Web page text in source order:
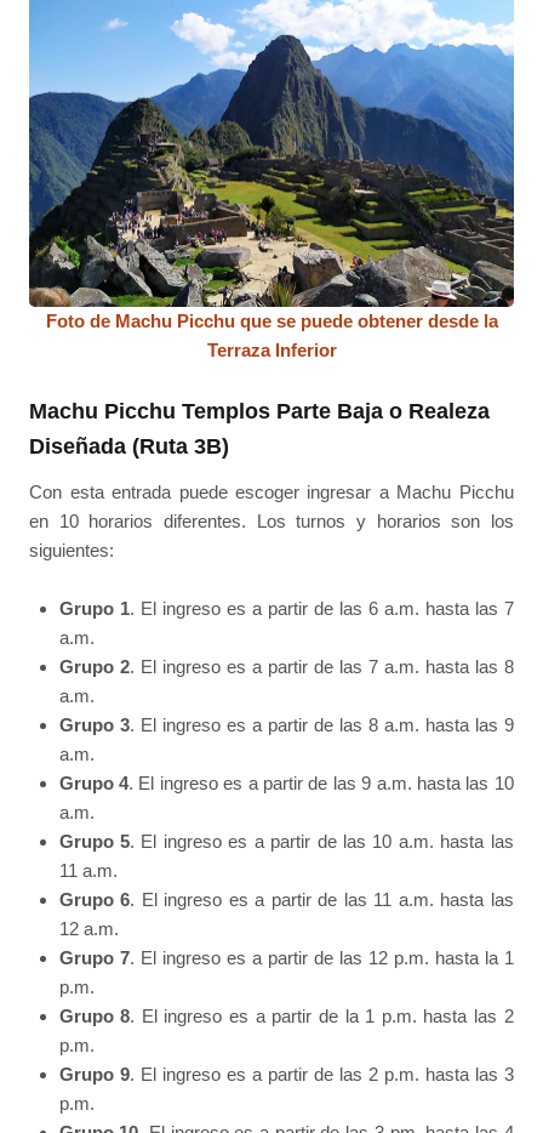
Foto de Machu Picchu que se puede obtener desde la
Terraza Inferior
Machu Picchu Templos Parte Baja o Realeza
Diseñada (Ruta 3B)
Con esta entrada puede escoger ingresar a Machu Picchu
en 10 horarios diferentes. Los turnos y horarios son los
siguientes:
Grupo 1. El ingreso es a partir de las 6 a.m. hasta las 7
a.m.
Grupo 2. El ingreso es a partir de las 7 a.m. hasta las 8
a.m.
Grupo 3. El ingreso es a partir de las 8 a.m. hasta las 9
a.m.
Grupo 4. El ingreso es a partir de las 9 a.m. hasta las 10
a.m.
Grupo 5. El ingreso es a partir de las 10 a.m. hasta las
11 a.m.
Grupo 6. El ingreso es a partir de las 11 a.m. hasta las
12 a.m.
Grupo 7. El ingreso es a partir de las 12 p.m. hasta la 1
p.m.
Grupo 8. El ingreso es a partir de la 1 p.m. hasta las 2
p.m.
Grupo 9. El ingreso es a partir de las 2 p.m. hasta las 3
p.m.